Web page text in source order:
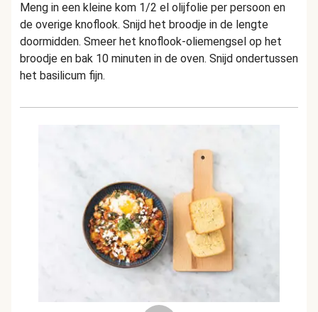
Meng in een kleine kom 1/2 el olijfolie per persoon en
de overige knoflook. Snijd het broodje in de lengte
doormidden. Smeer het knoflook-oliemengsel op het
broodje en bak 10 minuten in de oven. Snijd ondertussen
het basilicum fijn.